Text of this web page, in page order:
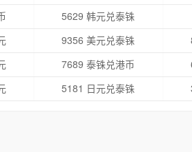
5629 韩元兑泰铢
9356 美元兑泰铢
7689 泰铢兑港币
5181 日元兑泰铢